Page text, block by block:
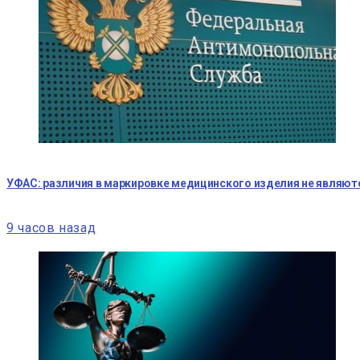
УФАС: различия в маркировке медицинского изделия не
9 часов назад